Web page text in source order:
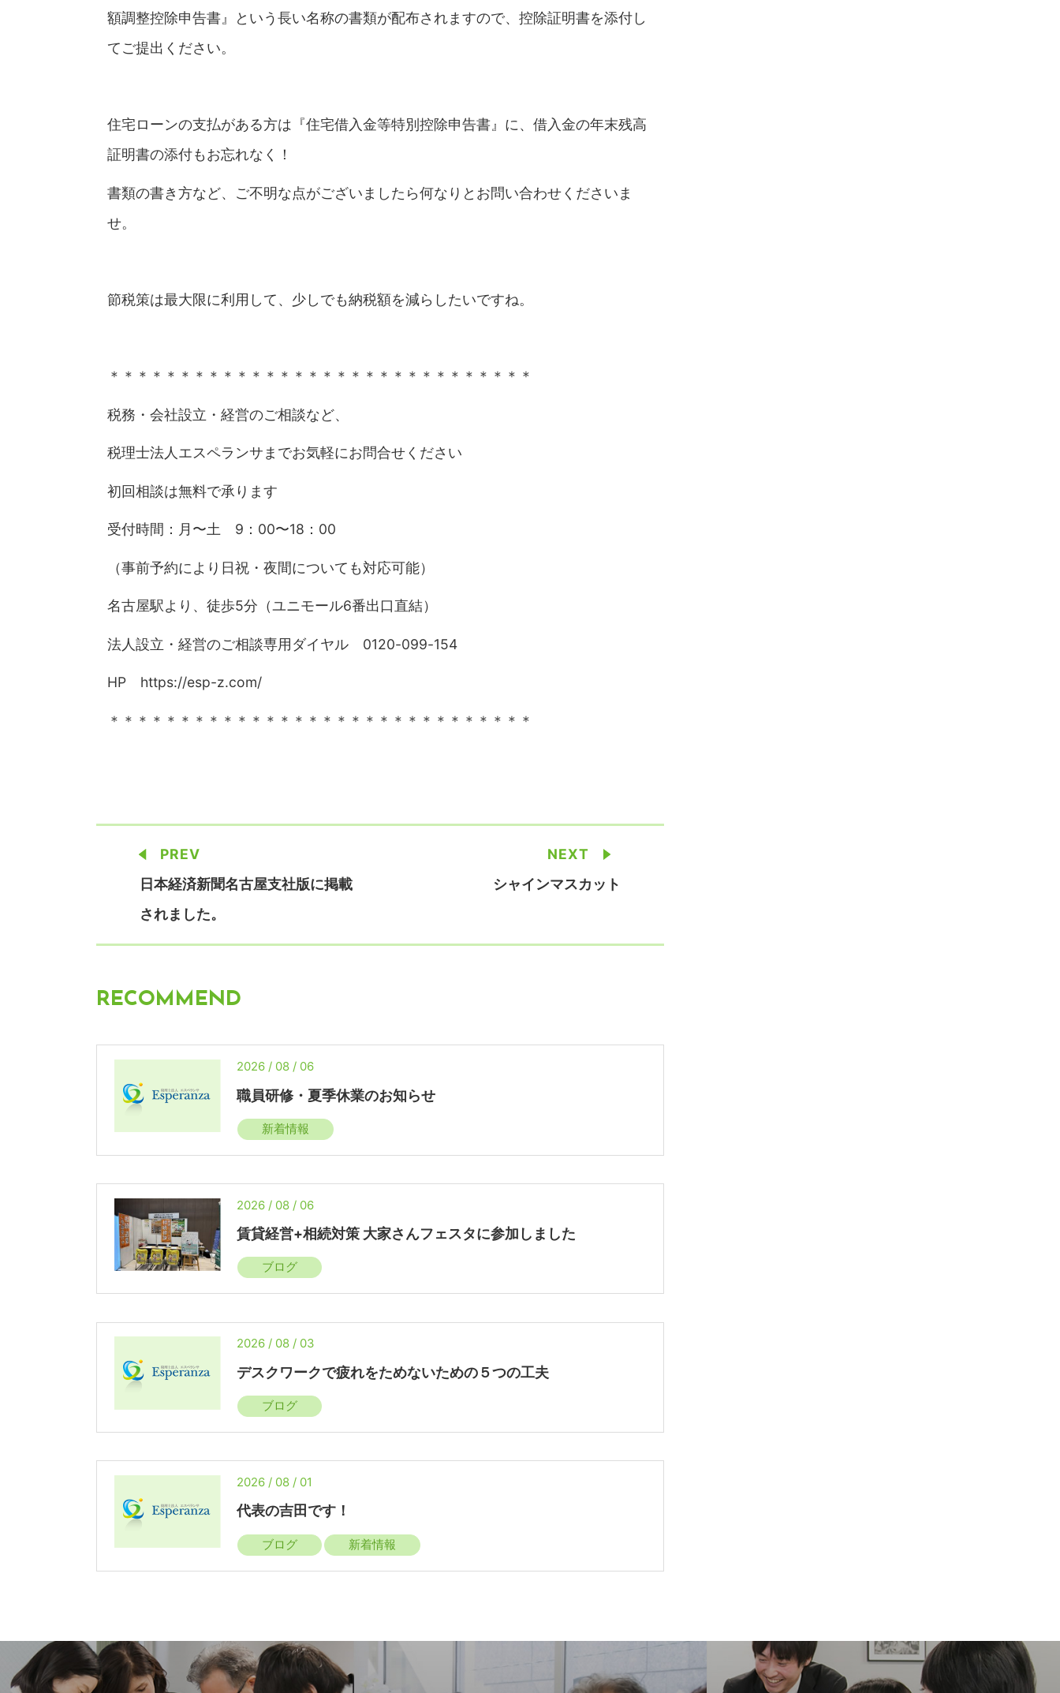
額調整控除申告書』という長い名称の書類が配布されますので、控除証明書を添付し
てご提出ください。
住宅ローンの支払がある方は『住宅借入金等特別控除申告書』に、借入金の年末残高
証明書の添付もお忘れなく！
書類の書き方など、ご不明な点がございましたら何なりとお問い合わせくださいま
せ。
節税策は最大限に利用して、少しでも納税額を減らしたいですね。
＊＊＊＊＊＊＊＊＊＊＊＊＊＊＊＊＊＊＊＊＊＊＊＊＊＊＊＊＊＊
税務・会社設立・経営のご相談など、
税理士法人エスペランサまでお気軽にお問合せください
初回相談は無料で承ります
受付時間：月〜土 9：00〜18：00
（事前予約により日祝・夜間についても対応可能）
名古屋駅より、徒歩5分（ユニモール6番出口直結）
法人設立・経営のご相談専用ダイヤル 0120-099-154
HP https://esp-z.com/
＊＊＊＊＊＊＊＊＊＊＊＊＊＊＊＊＊＊＊＊＊＊＊＊＊＊＊＊＊＊
PREV
日本経済新聞名古屋支社版に掲載
されました。
NEXT
シャインマスカット
RECOMMEND
2026 / 08 / 06
職員研修・夏季休業のお知らせ
新着情報
2026 / 08 / 06
賃貸経営+相続対策 大家さんフェスタに参加しました
ブログ
2026 / 08 / 03
デスクワークで疲れをためないための５つの工夫
ブログ
2026 / 08 / 01
代表の吉田です！
ブログ 新着情報